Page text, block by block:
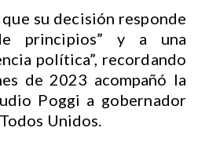
su decisión responde
principios” y a una
política”, recordando
de 2023 acompañó la
Poggi a gobernador
Unidos.